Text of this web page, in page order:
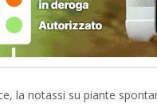
la notassi su piante